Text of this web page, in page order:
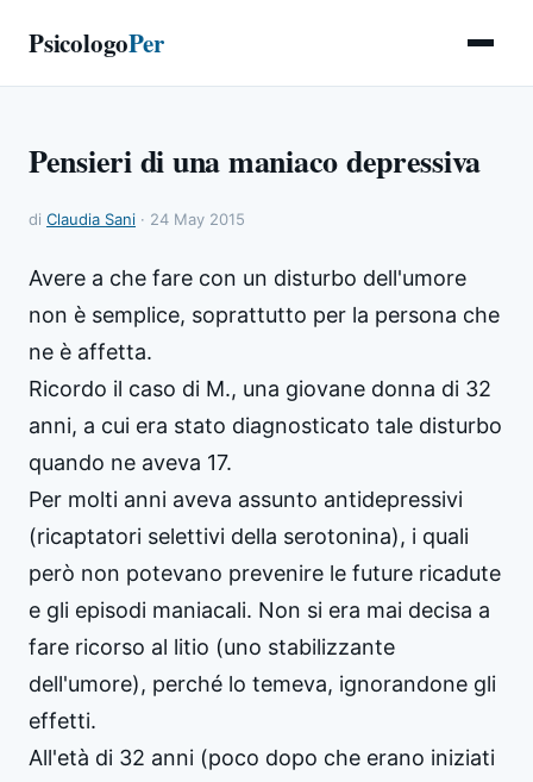
PsicologoPer
Pensieri di una maniaco depressiva
di Claudia Sani · 24 May 2015
Avere a che fare con un disturbo dell'umore
non è semplice, soprattutto per la persona che
ne è affetta.
Ricordo il caso di M., una giovane donna di 32
anni, a cui era stato diagnosticato tale disturbo
quando ne aveva 17.
Per molti anni aveva assunto antidepressivi
(ricaptatori selettivi della serotonina), i quali
però non potevano prevenire le future ricadute
e gli episodi maniacali. Non si era mai decisa a
fare ricorso al litio (uno stabilizzante
dell'umore), perché lo temeva, ignorandone gli
effetti.
All'età di 32 anni (poco dopo che erano iniziati